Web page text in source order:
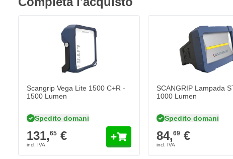
involontaria, è necessario attivare il sensore con un doppio
La lampada frontale SCANGRIP HEAD LITE A LED è dotata di una
LED può essere posizionata sia con un angolo di emissione per
sia con un angolo di emissione direzionale per ispezioni precise o
tutto con una potente lampada LED SMD.
La lampada frontale a LED SMD con batteria alcalina AAA è
possibilità di regolazione, questa lampada LED rimarrà
consente di lavorare a lungo e comodamente senza accorgersi di
intorno alla testa!
Scangrip Vega Lite 1500 C+R -
1500 Lumen
Spedito domani
131,65 €
SCANGRIP Lampada
1000 Lumen
Spedito domani
84,69€